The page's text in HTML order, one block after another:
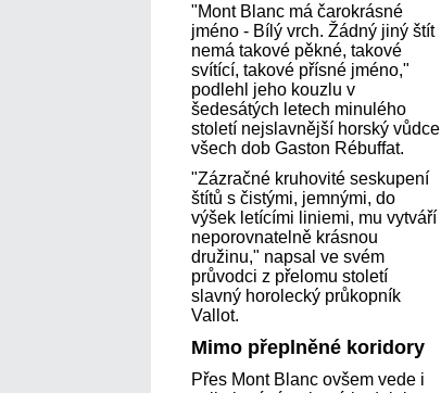
"Mont Blanc má čarokrásné
jméno - Bílý vrch. Žádný jiný štít
nemá takové pěkné, takové
svítící, takové přísné jméno,"
podlehl jeho kouzlu v
šedesátých letech minulého
století nejslavnější horský vůdce
všech dob Gaston Rébuffat.
"Zázračné kruhovité seskupení
štítů s čistými, jemnými, do
výšek letícími liniemi, mu vytváří
neporovnatelně krásnou
družinu," napsal ve svém
průvodci z přelomu století
slavný horolecký průkopník
Vallot.
Mimo přeplněné koridory
Přes Mont Blanc ovšem vede i